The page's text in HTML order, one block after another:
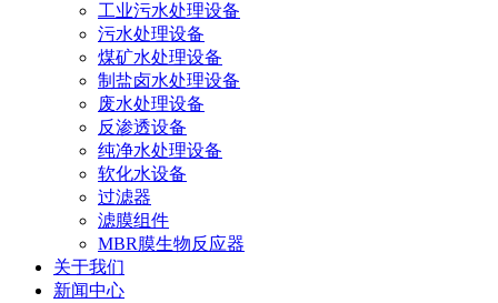
工业污水处理设备
污水处理设备
煤矿水处理设备
制盐卤水处理设备
废水处理设备
反渗透设备
纯净水处理设备
软化水设备
过滤器
滤膜组件
MBR膜生物反应器
关于我们
新闻中心